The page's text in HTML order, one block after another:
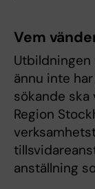
Vem
ännu inte
sökande ska
Region
anställning